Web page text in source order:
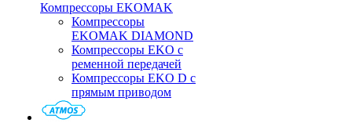
Компрессоры EKOMAK
Компрессоры
EKOMAK DIAMOND
Компрессоры EKO c
ременной передачей
Компрессоры EKO D с
прямым приводом